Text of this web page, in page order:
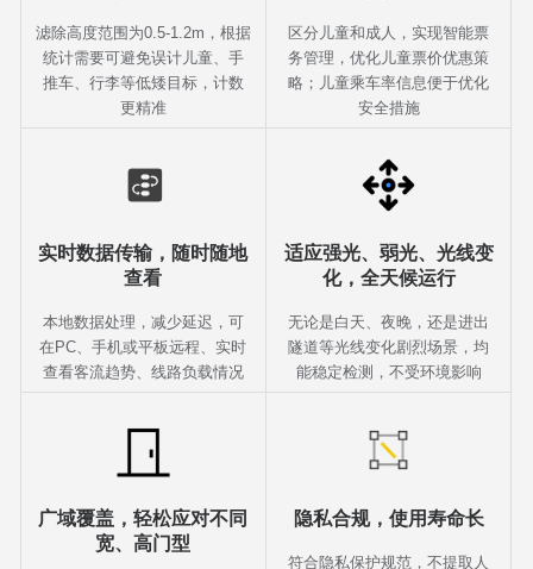
滤除高度范围为0.5-1.2m，根据
统计需要可避免误计儿童、手
推车、行李等低矮目标，计数
更精准
区分儿童和成人，实现智能票
务管理，优化儿童票价优惠策
略；儿童乘车率信息便于优化
安全措施
实时数据传输，随时随地
查看
本地数据处理，减少延迟，可
在PC、手机或平板远程、实时
查看客流趋势、线路负载情况
适应强光、弱光、光线变
化，全天候运行
无论是白天、夜晚，还是进出
隧道等光线变化剧烈场景，均
能稳定检测，不受环境影响
广域覆盖，轻松应对不同
宽、高门型
隐私合规，使用寿命长
符合隐私保护规范，不提取人